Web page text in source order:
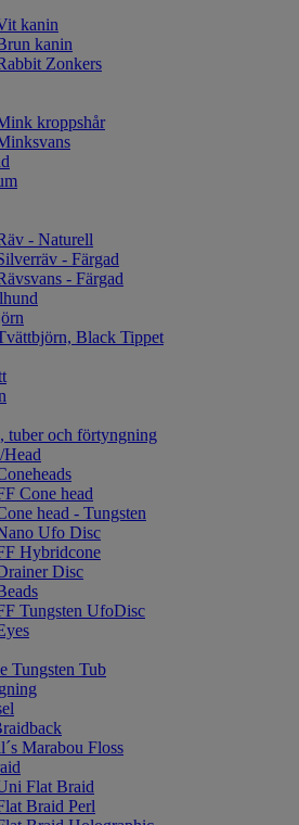
kanin
kanin
Zonkers
kroppshår
- Naturell
- Färgad
- Färgad
Black Tippet
tuber och förtyngning
Cone head
head - Tungsten
Ufo Disc
Hybridcone
Disc
Tungsten UfoDisc
Tungsten Tub
Marabou Floss
Flat Braid
Braid Perl